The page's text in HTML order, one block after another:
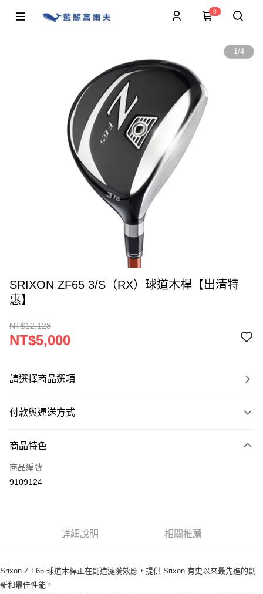
0
1/4
SRIXON ZF65 3/S（RX）球道木桿【出清特
惠】
NT$12,128
NT$5,000
請選擇商品選項
付款與運送方式
信用卡一次付款
LINE Pay
運送方式
宅配
商品特色
商品編號
9109124
詳細說明 相關推薦
Srixon Z F65 球道木桿正在創造漣漪效應，提供 Srixon 有史以來最先進的創
新和最佳性能。